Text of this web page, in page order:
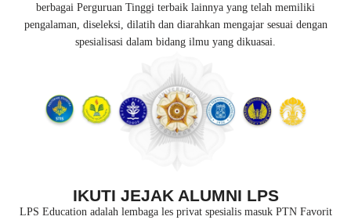
berbagai Perguruan Tinggi terbaik lainnya yang telah memiliki
pengalaman, diseleksi, dilatih dan diarahkan mengajar sesuai dengan
spesialisasi dalam bidang ilmu yang dikuasai.
IKUTI JEJAK ALUMNI LPS
LPS Education adalah lembaga les privat spesialis masuk PTN Favorit